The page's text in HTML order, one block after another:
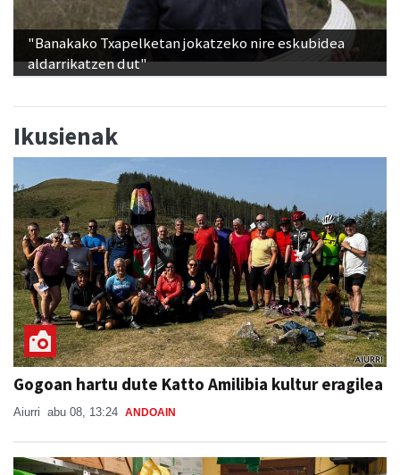
"Banakako Txapelketan jokatzeko nire eskubidea
aldarrikatzen dut"
Ikusienak
Gogoan hartu dute Katto Amilibia kultur eragilea
Aiurri abu 08, 13:24 ANDOAIN